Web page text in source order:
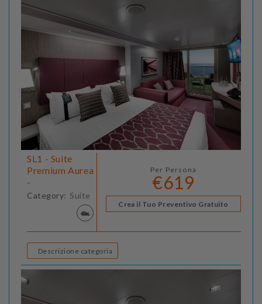
SL1 - Suite
Premium Aurea
-
Category: Suite
Per Persona
€619
Crea il Tuo Preventivo Gratuito
Descrizione categoria